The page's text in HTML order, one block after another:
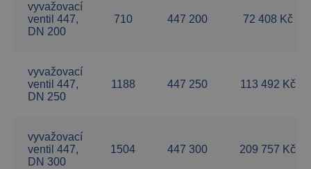
vyvažovací
ventil 447,
DN 200
710 447 200 72 408 Kč
vyvažovací
ventil 447,
DN 250
1188 447 250 113 492 Kč
vyvažovací
ventil 447,
DN 300
1504 447 300 209 757 Kč